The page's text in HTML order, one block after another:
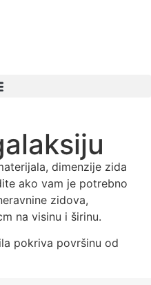
dimenzije zida
ako vam je potrebno
zidova,
na visinu i širinu.
pokriva površinu od